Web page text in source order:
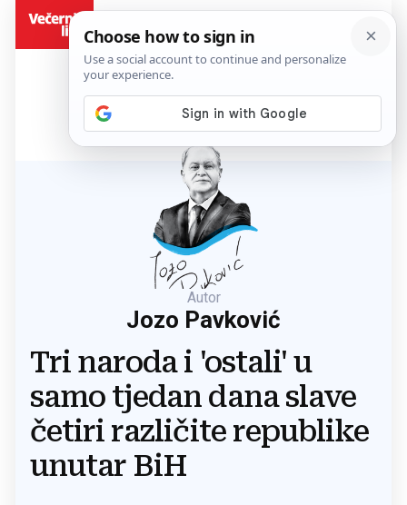
Autor
Jozo Pavković
Tri naroda i 'ostali' u
samo tjedan dana slave
četiri različite republike
unutar BiH